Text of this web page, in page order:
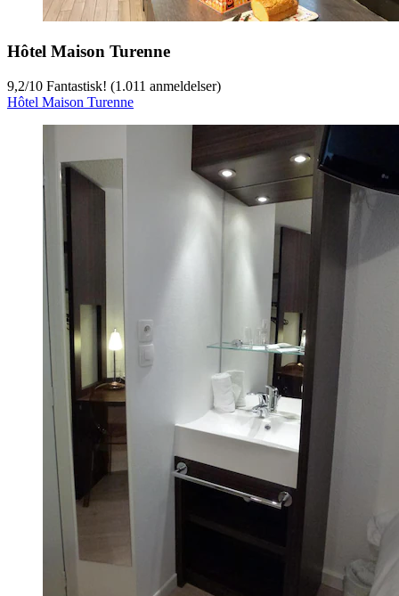
Hôtel Maison Turenne
9,2/10 Fantastisk! (1.011 anmeldelser)
Hôtel Maison Turenne